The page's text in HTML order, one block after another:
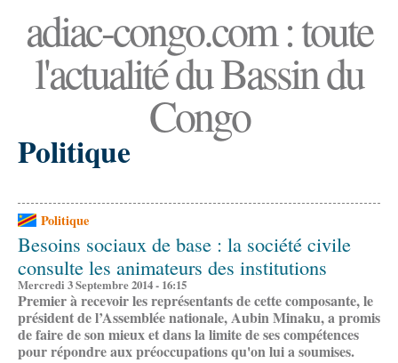
adiac-congo.com : toute
l'actualité du Bassin du
Congo
Politique
Politique
Besoins sociaux de base : la société civile
consulte les animateurs des institutions
Mercredi 3 Septembre 2014 - 16:15
Premier à recevoir les représentants de cette composante, le
président de l’Assemblée nationale, Aubin Minaku, a promis
de faire de son mieux et dans la limite de ses compétences
pour répondre aux préoccupations qu'on lui a soumises.